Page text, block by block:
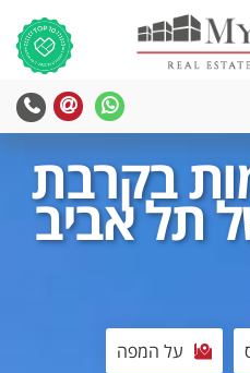
בקרבת
תל אביב
על המפה